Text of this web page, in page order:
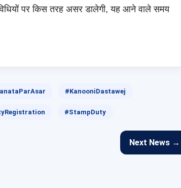
पर किस तरह असर डालेगी, यह आने वाले समय
#KanooniDastawej
#StampDuty
Next News →